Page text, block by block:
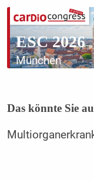
ESC 2026
München
Das könnte Sie